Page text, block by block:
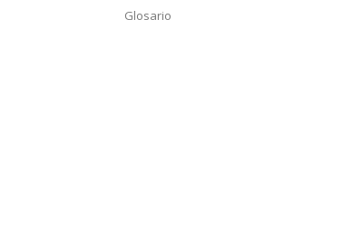
Glosario